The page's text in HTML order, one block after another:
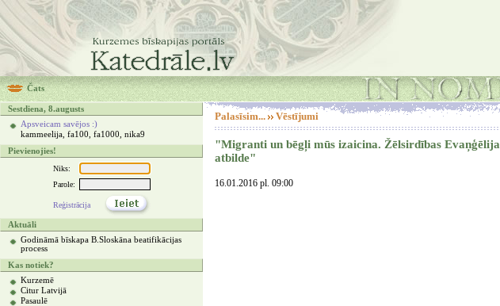
Čats
Sestdiena, 8.augusts
Apsveicam savējos :)
kammeelija, fa100, fa1000, nika9
Pievienojies!
Niks:
Parole:
Reģistrācija
Aktuāli
Godināmā bīskapa B.Sloskāna beatifikācijas
process
Kas notiek?
Kurzemē
Citur Latvijā
Pasaulē
Palasīsim... Vēstījumi
"Migranti un bēgļi mūs izaicina. Žēlsirdības Evaņģēlija
atbilde"
16.01.2016 pl. 09:00